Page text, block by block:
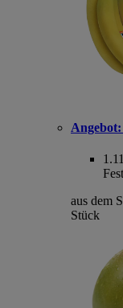
Angebot:
1.11
aus dem
Stück